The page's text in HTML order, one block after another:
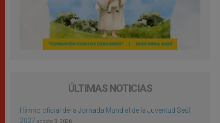
ÚLTIMAS NOTICIAS
Himno oficial de la Jornada Mundial de la Juventud Seúl
2027 agosto 3, 2026